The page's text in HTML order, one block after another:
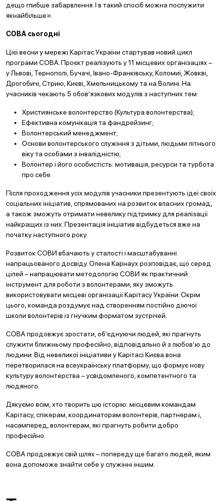
дещо глибше забарвлення. І в такий спосіб можна послужити
якнайбільше».
СОВА сьогодні
Цієї весни у мережі Карітас України стартував новий цикл
програми СОВА. Проєкт реалізують у 11 місцевих організаціях –
у Львові, Тернополі, Бучачі, Івано-Франківську, Коломиї, Жовкві,
Дрогобичі, Стрию, Києві, Хмельницькому та на Волині. На
учасників чекають 5 обов’язкових модулів з наступних тем:
Християнське волонтерство (Культура волонтерства);
Ефективна комунікація та фандрейзинг;
Волонтерський менеджмент;
Основи волонтерського служіння з дітьми, людьми літнього
віку та особами з інвалідністю;
Волонтер і його особистість: мотивація, ресурси та турбота
про себе.
Після проходження усіх модулів учасники презентують ідеї своїх
соціальних ініціатив, спрямованих на розвиток власних громад,
а також зможуть отримати невелику підтримку для реалізації
найкращих із них. Презентація ініціатив відбудеться вже на
початку наступного року.
Розвиток СОВИ вбачають у сталості і масштабуванні
напрацьованого досвіду. Олена Карнаух розповідає, що серед
цілей – напрацювати методологію СОВИ як практичний
інструмент для роботи з волонтерами, яку зможуть
використовувати місцеві організації Карітасу України. Окрім
цього, команда роздумує над створенням постійно діючої
школи волонтерів із гнучким форматом зустрічей.
СОВА продовжує зростати, об’єднуючи людей, які прагнуть
служити ближньому професійно, відповідально й з любов’ю до
людини. Від невеликої ініціативи у Карітасі Києва вона
перетворилася на всеукраїнську платформу, що формує нову
культуру волонтерства – усвідомленого, компетентного та
людяного.
Дякуємо всім, хто творить цю історію: місцевим командам
Карітасу, спікерам, координаторам волонтерів, партнерам і,
насамперед, волонтерам, які прагнуть робити добро
професійно.
СОВА продовжує свій шлях – попереду ще багато людей, яким
вона допоможе знайти себе у служінні іншим.